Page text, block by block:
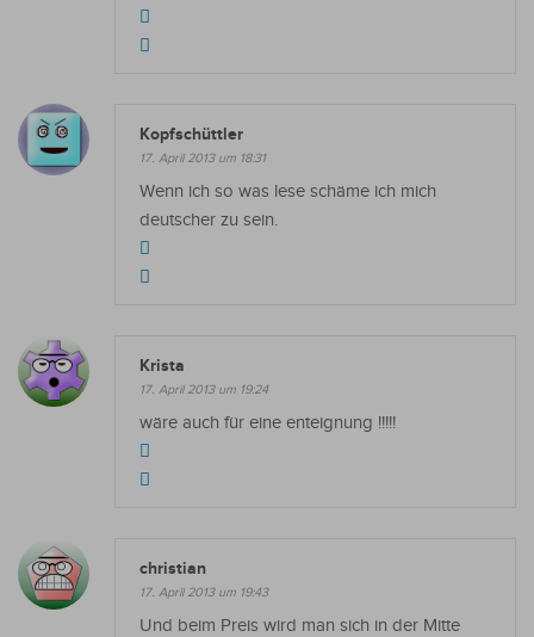
Kopfschüttler
17. April 2013 um 18:31
Wenn ich so was lese schäme ich mich
deutscher zu sein.
Krista
17. April 2013 um 19:24
wäre auch für eine enteignung !!!!!
christian
17. April 2013 um 19:43
Und beim Preis wird man sich in der Mitte